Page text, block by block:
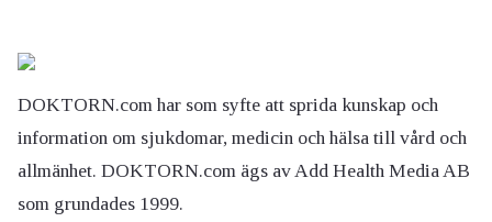
DOKTORN.com har som syfte att sprida kunskap och
information om sjukdomar, medicin och hälsa till vård och
allmänhet. DOKTORN.com ägs av Add Health Media AB
som grundades 1999.